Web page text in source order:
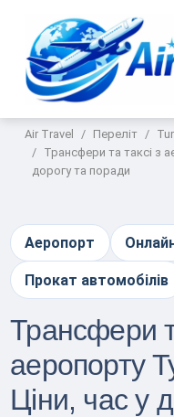
Air Travel Переліт
Трансфери та таксі з
дорогу та поради
Аеропорт
Прокат автомобілів
Трансфери
аеропорту
Ціни, час у